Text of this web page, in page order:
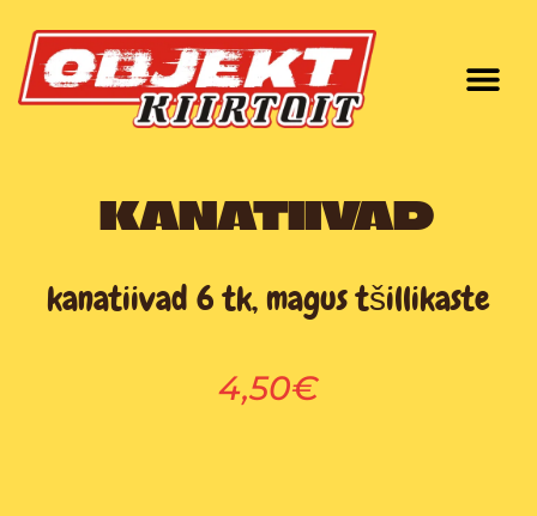
Skip
to
KANATIIVAD
kanatiivad 6 tk, magus tšillikaste
4,50€